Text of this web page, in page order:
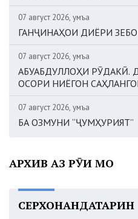
07 август 2026, Ҷумъа
ГАНҶИНАҲОИ ДИЁРИ
07 август 2026, Ҷумъа
АБУАБДУЛЛОҲИ РӮДАКӢ.
ОСОРИ НИЁГОН
07 август 2026, Ҷумъа
БА ОЗМУНИ “ҶУМҲУРИЯТ”
АРХИВ АЗ РӮИ МОҲ
СЕРХОНАНДАТАРИН